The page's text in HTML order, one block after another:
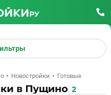
Новостройки Готовые
в Пущино 2